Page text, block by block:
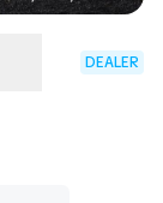
DEALER